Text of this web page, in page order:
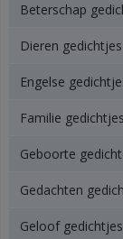
Beterschap
Dieren gedichtjes
Engelse
Familie gedichtjes
Geboorte
Gedachten
Geloof gedichtjes